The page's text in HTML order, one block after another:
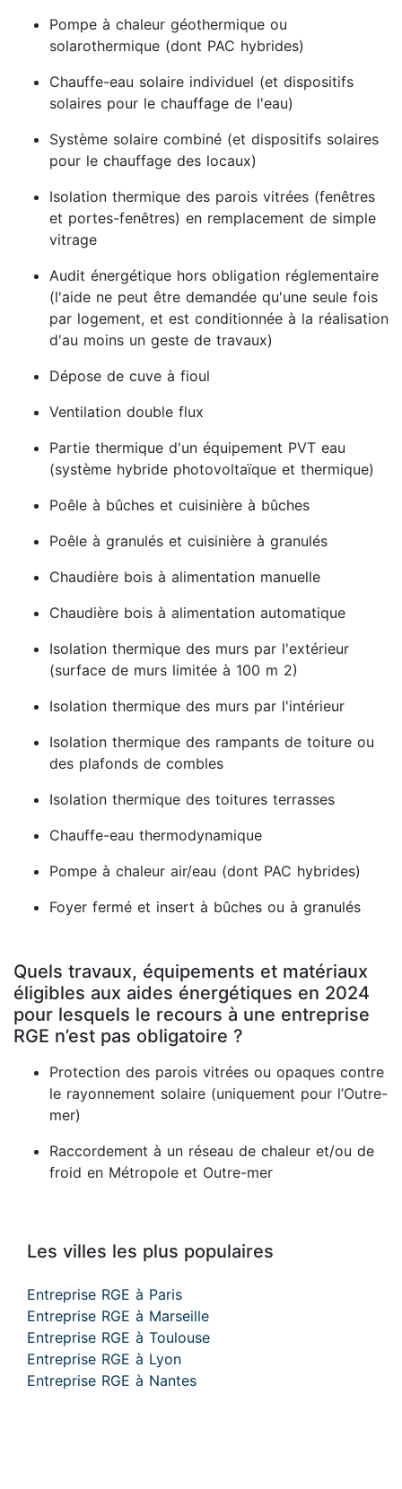
Pompe à chaleur géothermique ou
solarothermique (dont PAC hybrides)
Chauffe-eau solaire individuel (et dispositifs
solaires pour le chauffage de l'eau)
Système solaire combiné (et dispositifs solaires
pour le chauffage des locaux)
Isolation thermique des parois vitrées (fenêtres
et portes-fenêtres) en remplacement de simple
vitrage
Audit énergétique hors obligation réglementaire
(l'aide ne peut être demandée qu'une seule fois
par logement, et est conditionnée à la réalisation
d'au moins un geste de travaux)
Dépose de cuve à fioul
Ventilation double flux
Partie thermique d'un équipement PVT eau
(système hybride photovoltaïque et thermique)
Poêle à bûches et cuisinière à bûches
Poêle à granulés et cuisinière à granulés
Chaudière bois à alimentation manuelle
Chaudière bois à alimentation automatique
Isolation thermique des murs par l'extérieur
(surface de murs limitée à 100 m 2)
Isolation thermique des murs par l'intérieur
Isolation thermique des rampants de toiture ou
des plafonds de combles
Isolation thermique des toitures terrasses
Chauffe-eau thermodynamique
Pompe à chaleur air/eau (dont PAC hybrides)
Foyer fermé et insert à bûches ou à granulés
Quels travaux, équipements et matériaux
éligibles aux aides énergétiques en 2024
pour lesquels le recours à une entreprise
RGE n’est pas obligatoire ?
Protection des parois vitrées ou opaques contre
le rayonnement solaire (uniquement pour l’Outre-
mer)
Raccordement à un réseau de chaleur et/ou de
froid en Métropole et Outre-mer
Les villes les plus populaires
Entreprise RGE à Paris
Entreprise RGE à Marseille
Entreprise RGE à Toulouse
Entreprise RGE à Lyon
Entreprise RGE à Nantes